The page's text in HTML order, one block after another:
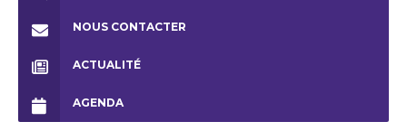
NOUS CONTACTER
ACTUALITÉ
AGENDA